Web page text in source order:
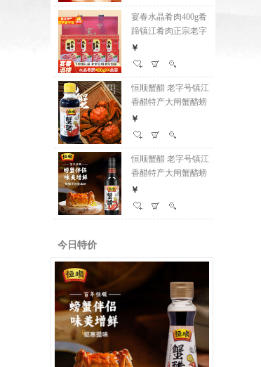
宴春水晶肴肉400g肴
蹄镇江肴肉正宗老字
号江苏特产熟食冷盘
下酒下饭菜 400g盒装
￥
恒顺蟹醋 老字号镇江
香醋特产大闸蟹醋螃
蟹 纯粮食酿造食醋海
鲜凉拌醋 155ml单瓶
￥
恒顺蟹醋 老字号镇江
香醋特产大闸蟹醋螃
蟹 纯粮食酿造食醋海
鲜凉拌醋 蟹醋300ml
￥
今日特价